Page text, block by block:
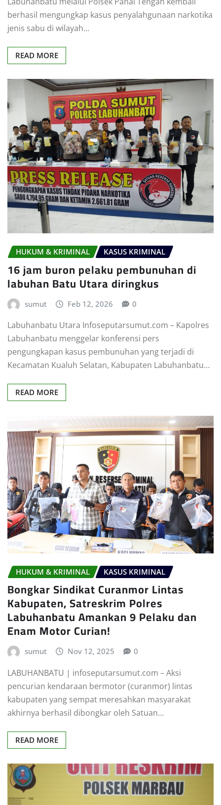
berhasil mengungkap kasus penyalahgunaan narkotika
jenis sabu di wilayah…
READ MORE
HUKUM & KRIMINAL KASUS KRIMINAL
16 jam buron pelaku pembunuhan di
labuhan Batu Utara diringkus
sumut Feb 12, 2026 0
Labuhanbatu Utara Infoseputarsumut.com – Kapolres
Labuhanbatu menggelar konferensi pers
pengungkapan kasus pembunuhan yang terjadi di
Kecamatan Kualuh Selatan, Kabupaten Labuhanbatu…
READ MORE
HUKUM & KRIMINAL KASUS KRIMINAL
Bongkar Sindikat Curanmor Lintas
Kabupaten, Satreskrim Polres
Labuhanbatu Amankan 9 Pelaku dan
Enam Motor Curian!
sumut Nov 12, 2025 0
LABUHANBATU | infoseputarsumut.com – Aksi
pencurian kendaraan bermotor (curanmor) lintas
kabupaten yang sempat meresahkan masyarakat
akhirnya berhasil dibongkar oleh Satuan…
READ MORE